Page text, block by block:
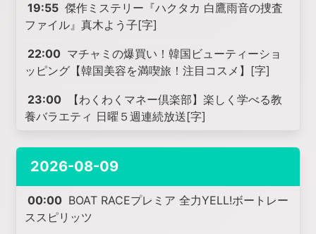
19:55 傑作ミステリー『ハクタカ 白鷹雨音の捜査
ファイル』真木よう子[字]
22:00 マチャミの爆買い！韓国ビューティーショ
ッピング【韓国美容を満喫旅！注目コスメ】[字]
23:00
【わくわくマネー倶楽部】楽しく学べる教
養バラエティ 日曜５週連続放送[字]
2026-08-09
00:00 BOAT RACEプレミア 全力YELL!ボートレー
ススピリッツ